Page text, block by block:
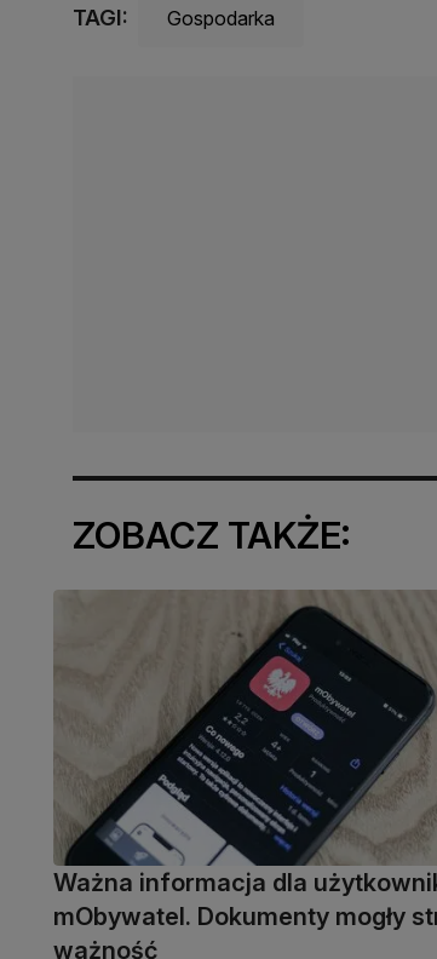
TAGI: Gospodarka
ZOBACZ TAKŻE:
Ważna informacja dla
mObywatel. Dokumenty mogły
ważność